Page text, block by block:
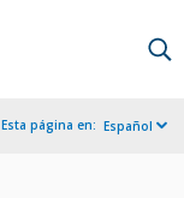
Esta página en: Español